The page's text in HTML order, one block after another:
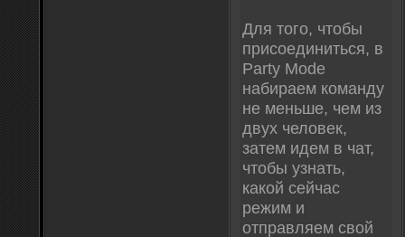
Для того, чтобы
присоединиться, в
Party Mode
набираем команду
не меньше, чем из
двух человек,
затем идем в чат,
чтобы узнать,
какой сейчас
режим и
отправляем свой